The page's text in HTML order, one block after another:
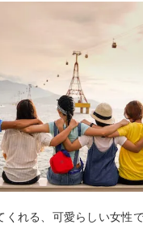
れる、可愛らしい女性で